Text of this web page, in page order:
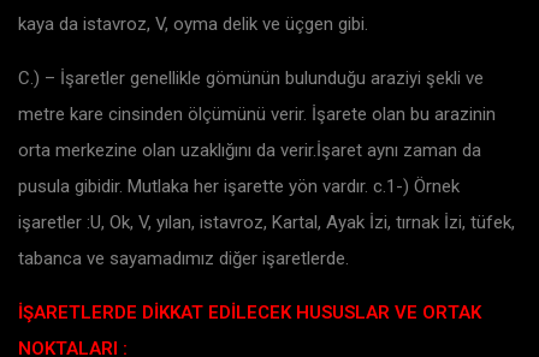
kaya da istavroz, V, oyma delik ve üçgen gibi.
C.) – İşaretler genellikle gömünün bulunduğu araziyi şekli ve
metre kare cinsinden ölçümünü verir. İşarete olan bu arazinin
orta merkezine olan uzaklığını da verir.İşaret aynı zaman da
pusula gibidir. Mutlaka her işarette yön vardır. c.1-) Örnek
işaretler :U, Ok, V, yılan, istavroz, Kartal, Ayak İzi, tırnak İzi, tüfek,
tabanca ve sayamadımız diğer işaretlerde.
İŞARETLERDE DİKKAT EDİLECEK HUSUSLAR VE ORTAK
NOKTALARI :